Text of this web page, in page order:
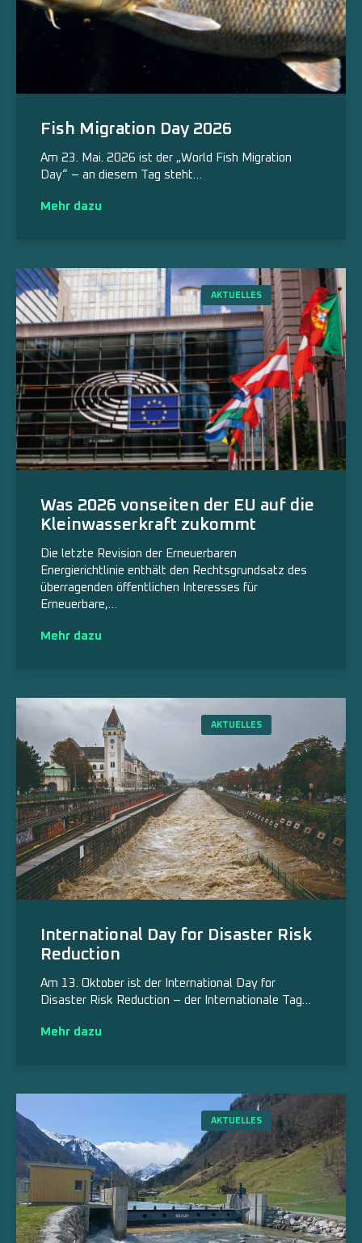
Fish Migration Day 2026
Am 23. Mai. 2026 ist der „World Fish Migration
Day“ – an diesem Tag steht…
Mehr dazu
AKTUELLES
Was 2026 vonseiten der EU auf die
Kleinwasserkraft zukommt
Die letzte Revision der Erneuerbaren
Energierichtlinie enthält den Rechtsgrundsatz des
überragenden öffent­lichen Interesses für
Erneuerbare,…
Mehr dazu
AKTUELLES
International Day for Disaster Risk
Reduction
Am 13. Oktober ist der International Day for
Disaster Risk Reduction – der Internationale Tag…
Mehr dazu
AKTUELLES